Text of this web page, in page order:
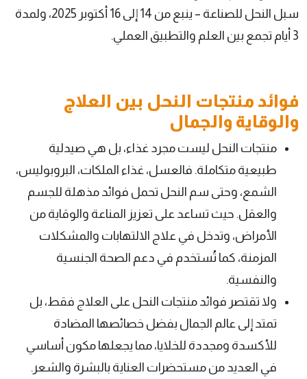
سبل النحل للصناعة – ينبع من 14 إلى 16 أكتوبر 2025، ولمدة
فوائد منتجات النحل بين العلاج
والوقاية والجمال
منتجات النحل ليست مجرد غذاء، بل هي صيدلية
طبيعية متكاملة. فالعسل، غذاء الملكات، البروبوليس،
الشمع، وحتى سم النحل تحمل فوائد مذهلة للجسم
والعقل. حيث تساعد على تعزيز المناعة والوقاية من
الأمراض، وتدخل في علاج الالتهابات والمشكلات
المزمنة، كما تُستخدم في دعم الصحة الجنسية
والنفسية.
ولا تقتصر فوائد منتجات النحل على العلاج فقط، بل
تمتد إلى عالم الجمال بفضل خصائصها المضادة
للأكسدة ومجددة للخلايا، مما يجعلها مكون أساسي
في العديد من مستحضرات العناية بالبشرة والشعر.